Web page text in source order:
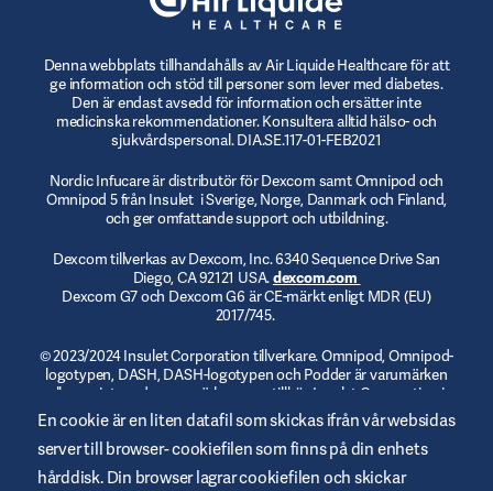
Denna webbplats tillhandahålls av Air Liquide Healthcare för att
ge information och stöd till personer som lever med diabetes.
Den är endast avsedd för information och ersätter inte
medicinska rekommendationer. Konsultera alltid hälso- och
sjukvårdspersonal. DIA.SE.117-01-FEB2021
Nordic Infucare är distributör för Dexcom samt Omnipod och
Omnipod 5 från Insulet i Sverige, Norge, Danmark och Finland,
och ger omfattande support och utbildning.
Dexcom tillverkas av Dexcom, Inc. 6340 Sequence Drive San
Diego, CA 92121 USA.dexcom.com
Dexcom G7 och Dexcom G6 är CE-märkt enligt MDR (EU)
2017/745.
© 2023/2024 Insulet Corporation tillverkare. Omnipod, Omnipod-
logotypen, DASH, DASH-logotypen och Podder är varumärken
eller registrerade varumärken som tillhör Insulet Corporation i
USA och andra jurisdiktioner.myomnipod.com . Omnipod DASH
och Omnipod 5 är CE-märkta enligt MDR (EU) 2017/745.
En cookie är en liten datafil som skickas ifrån vår websidas
server till browser- cookiefilen som finns på din enhets
hårddisk. Din browser lagrar cookiefilen och skickar